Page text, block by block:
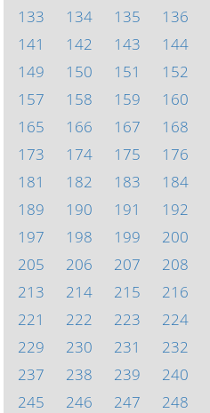
133
134 135 136
141
142 143 144
149
150 151 152
157
158 159 160
165
166 167 168
173
174 175 176
181
182 183 184
189
190 191 192
197
198 199 200
205
206 207 208
213
214 215 216
221
222 223 224
229
230 231 232
237
238 239 240
245
246 247 248